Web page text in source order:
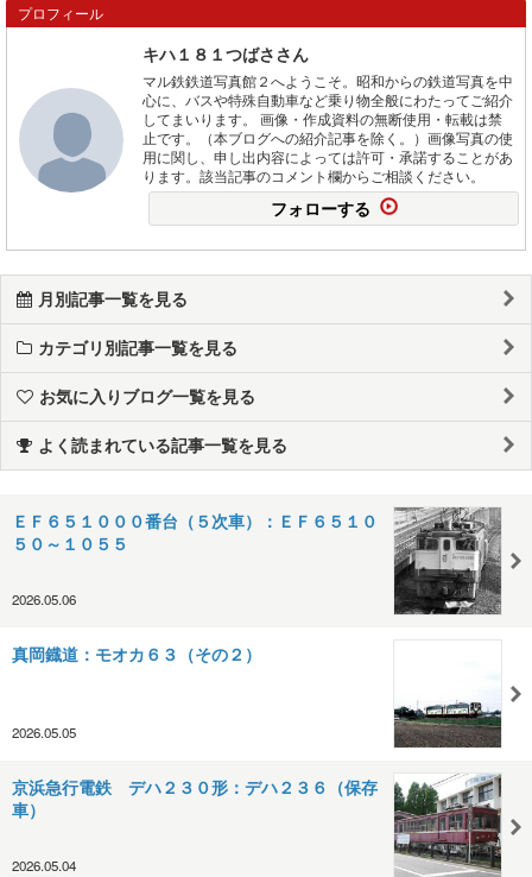
プロフィール
キハ１８１つばささん
マル鉄鉄道写真館２へようこそ。昭和からの鉄道写真を中
心に、バスや特殊自動車など乗り物全般にわたってご紹介
してまいります。 画像・作成資料の無断使用・転載は禁
止です。（本ブログへの紹介記事を除く。）画像写真の使
用に関し、申し出内容によっては許可・承諾することがあ
ります。該当記事のコメント欄からご相談ください。
フォローする
月別記事一覧を見る
カテゴリ別記事一覧を見る
お気に入りブログ一覧を見る
よく読まれている記事一覧を見る
ＥＦ６５１０００番台（５次車）：ＥＦ６５１０
５０～１０５５
2026.05.06
真岡鐡道：モオカ６３（その２）
2026.05.05
京浜急行電鉄 デハ２３０形：デハ２３６（保存
車）
2026.05.04